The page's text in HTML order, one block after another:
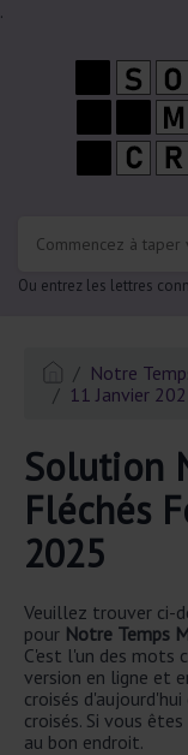
.
Ou entrez les lettres
Notre
11 Janvier
Solution
Fléchés
2025
Veuillez trouver ci-
pour Notre Temps
C'est l'un des mots
version en ligne et
croisés
croisés. Si vous
au bon endroit.